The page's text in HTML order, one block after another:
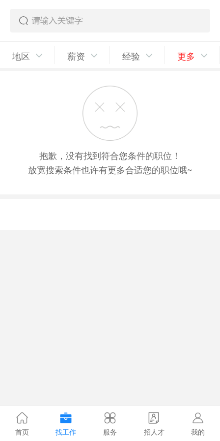
地区 薪资 经验 更多
抱歉，没有找到符合您条件的职位！
放宽搜索条件也许有更多合适您的职位哦~
首页 找工作 服务 招人才 我的